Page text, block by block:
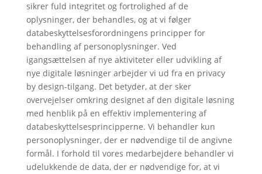
sikrer fuld integritet og fortrolighed af de
oplysninger, der behandles, og at vi følger
databeskyttelsesforordningens principper for
behandling af personoplysninger. Ved
igangsættelsen af nye aktiviteter eller udvikling af
nye digitale løsninger arbejder vi ud fra en privacy
by design-tilgang. Det betyder, at der sker
overvejelser omkring designet af den digitale løsning
med henblik på en effektiv implementering af
databeskyttelsesprincipperne. Vi behandler kun
personoplysninger, der er nødvendige til de angivne
formål. I forhold til vores medarbejdere behandler vi
udelukkende de data, der er nødvendige for, at vi